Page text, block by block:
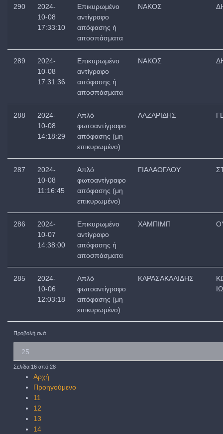
Προβολή ανά
Σελίδα 16 από 28
Αρχή
Προηγούμενο
11
12
13
14
290
2024-
10-08
17:33:10
Επικυρωμένο
αντίγραφο
απόφασης ή
αποσπάσματα
ΝΑΚΟΣ
289
2024-
10-08
17:31:36
Επικυρωμένο
αντίγραφο
απόφασης ή
αποσπάσματα
ΝΑΚΟΣ
288
2024-
10-08
14:18:29
Απλό
φωτοαντίγραφο
απόφασης (μη
επικυρωμένο)
ΛΑΖΑΡΙΔΗΣ
287
2024-
10-08
11:16:45
Απλό
φωτοαντίγραφο
απόφασης (μη
επικυρωμένο)
ΓΙΑΛΑΟΓΛΟΥ
286
2024-
10-07
14:38:00
Επικυρωμένο
αντίγραφο
απόφασης ή
αποσπάσματα
ΧΑΜΠΙΜΠ
285
2024-
10-06
12:03:18
Απλό
φωτοαντίγραφο
απόφασης (μη
επικυρωμένο)
ΚΑΡΑΣΑΚΑΛΙΔΗΣ